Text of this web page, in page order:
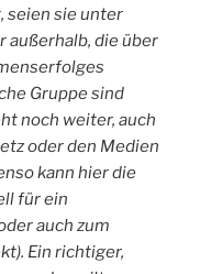
seien sie unter
außerhalb, die über
Gruppe sind
noch weiter, auch
oder den Medien
kann hier die
für ein
auch zum
Ein richtiger,